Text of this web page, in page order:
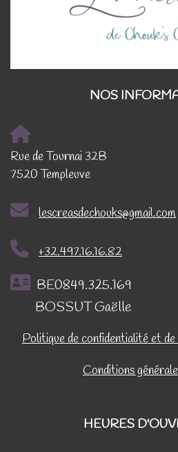
NOS
Rue de Tournai 32B
7520 Templeuve
lescreasdechouks@gmail.com
+32.497.16.16.82
BE0849.325.169
BOSSUT Gaëlle
Politique de confidentialité et
Conditions
HEURES